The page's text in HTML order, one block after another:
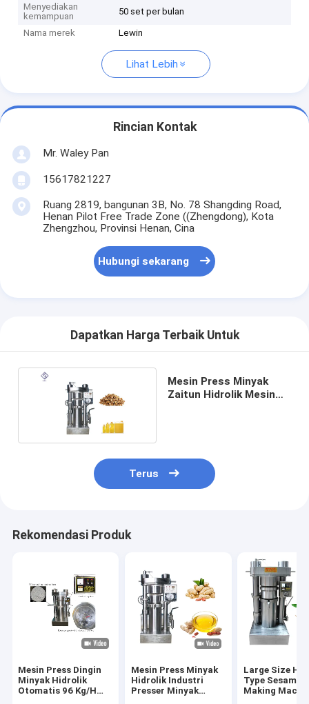
Menyediakan
kemampuan
50 set per bulan
Nama merek Lewin
Lihat Lebih
Rincian Kontak
Mr. Waley Pan
15617821227
Ruang 2819, bangunan 3B, No. 78 Shangding Road,
Henan Pilot Free Trade Zone ((Zhengdong), Kota
Zhengzhou, Provinsi Henan, Cina
Hubungi sekarang
Dapatkan Harga Terbaik Untuk
Mesin Press Minyak
Zaitun Hidrolik Mesin
Terus
Rekomendasi Produk
Mesin Press Dingin
Minyak Hidrolik
Otomatis 96 Kg/H
Mesin Press Minyak
Hidrolik Industri
Presser Minyak
Large Size
Type Sesame
Making